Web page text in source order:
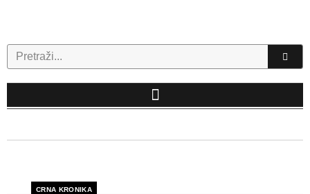
Search
CRNA KRONIKA